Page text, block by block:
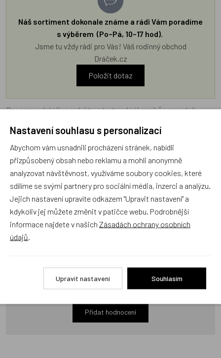
Náš sortiment dokonale známe a rádi Vám poradíme
s výběrem (Po–Pá, 10–17 hod).
Jsme tu vždy rádi pro Vás! Váš rodinný obchod
Dráček.cz
Položit dotaz
Recenze v detailu produktu a texty od zákazníků v poradně
e-shopu Dráček.cz texty zákazníků předem neschvaluje ani
neověřuje.
Recenze
Produkt zatím nemá žádné hodnocení,
buďte první, kdo
produkt ohodnotí!
Přidat hodnocení
Nastavení souhlasu s personalizací
Abychom vám usnadnili procházení stránek, nabídli
přizpůsobený obsah nebo reklamu a mohli anonymně
analyzovat návštěvnost, využíváme soubory cookies, které
sdílíme se svými partnery pro sociální média, inzerci a analýzu.
Jejich nastavení upravíte odkazem "Upravit nastavení" a
kdykoliv jej můžete změnit v patičce webu. Podrobnější
informace najdete v našich Zásadách ochrany osobních
údajů
Upravit nastavení Souhlasím